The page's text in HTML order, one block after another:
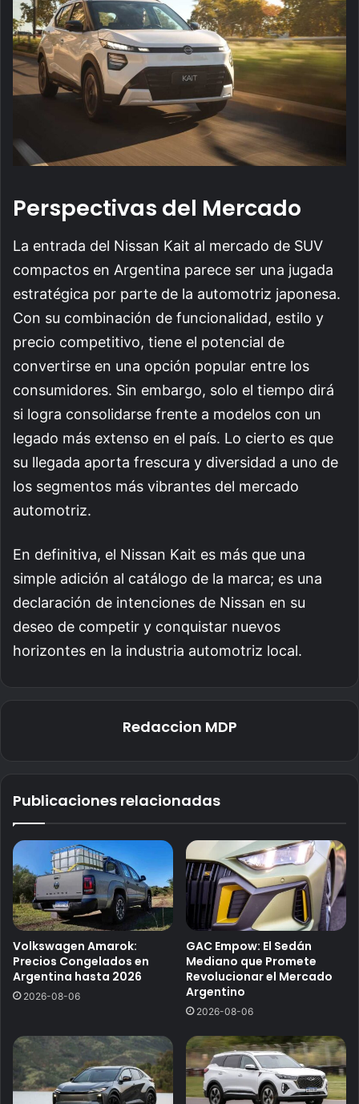
Perspectivas del Mercado
La entrada del Nissan Kait al mercado de SUV
compactos en Argentina parece ser una jugada
estratégica por parte de la automotriz japonesa.
Con su combinación de funcionalidad, estilo y
precio competitivo, tiene el potencial de
convertirse en una opción popular entre los
consumidores. Sin embargo, solo el tiempo dirá
si logra consolidarse frente a modelos con un
legado más extenso en el país. Lo cierto es que
su llegada aporta frescura y diversidad a uno de
los segmentos más vibrantes del mercado
automotriz.
En definitiva, el Nissan Kait es más que una
simple adición al catálogo de la marca; es una
declaración de intenciones de Nissan en su
deseo de competir y conquistar nuevos
horizontes en la industria automotriz local.
Redaccion MDP
Publicaciones relacionadas
Volkswagen Amarok:
Precios Congelados en
Argentina hasta 2026
2026-08-06
GAC Empow: El Sedán
Mediano que Promete
Revolucionar el Mercado
Argentino
2026-08-06